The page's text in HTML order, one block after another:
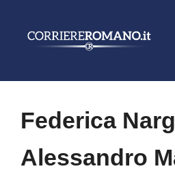
Federica
Alessandro